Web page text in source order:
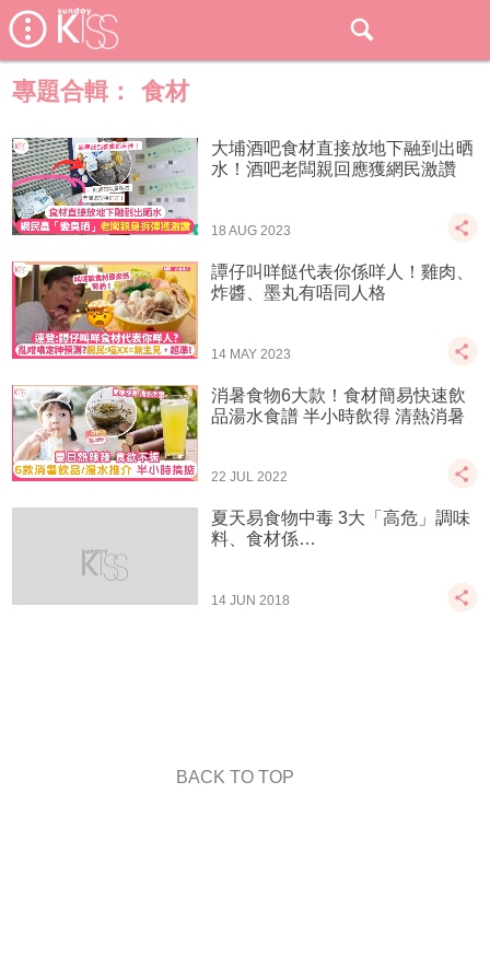
專題合輯： 食材
大埔酒吧食材直接放地下融到出晒
水！酒吧老闆親回應獲網民激讚
18 AUG 2023
譚仔叫咩餸代表你係咩人！雞肉、
炸醬、墨丸有唔同人格
14 MAY 2023
消暑食物6大款！食材簡易快速飲
品湯水食譜 半小時飲得 清熱消暑
22 JUL 2022
夏天易食物中毒 3大「高危」調味
料、食材係…
14 JUN 2018
BACK TO TOP